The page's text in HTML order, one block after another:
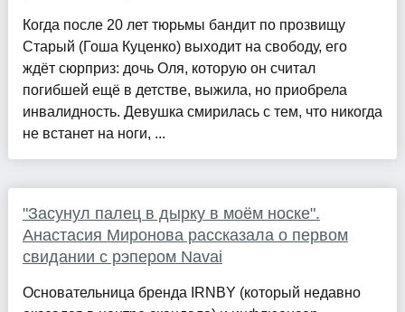
Когда после 20 лет тюрьмы бандит по прозвищу
Старый (Гоша Куценко) выходит на свободу, его
ждёт сюрприз: дочь Оля, которую он считал
погибшей ещё в детстве, выжила, но приобрела
инвалидность. Девушка смирилась с тем, что никогда
не встанет на ноги, ...
"Засунул палец в дырку в моём носке".
Анастасия Миронова рассказала о первом
свидании с рэпером Navai
Основательница бренда IRNBY (который недавно